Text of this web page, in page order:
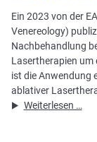
Ein 2023 von der
Venereology)
Nachbehandlung
Lasertherapien um
ist die Anwendung
ablativer
Weiterlesen …